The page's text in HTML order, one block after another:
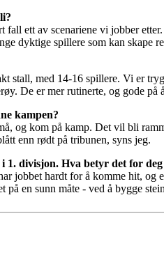
fall ett av scenariene vi jobber
dyktige spillere som kan skape
stall, med 14-16 spillere. Vi er
De er mer rutinerte, og gode på
kampen?
og kom på kamp. Det vil bli
enn rødt på tribunen, syns jeg.
1. divisjon. Hva betyr det for
jobbet hardt for å komme hit,
en sunn måte - ved å bygge